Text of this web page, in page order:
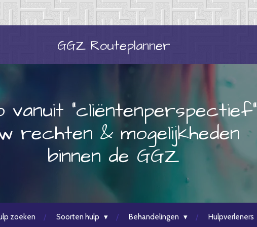
GGZRouteplanner
vanuit "cliëntenperspectief"
rechten & mogelijkheden
binnen de GGZ
zoeken Soorten hulp Behandelingen Hulpverleners